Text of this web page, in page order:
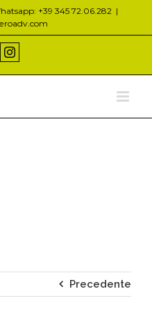
+39 345 72.06.282 |
Instagram
Precedente